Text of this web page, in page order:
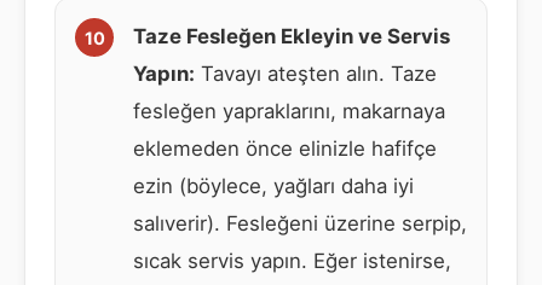
Taze Fesleğen Ekleyin ve Servis
Yapın: Tavayı ateşten alın. Taze
fesleğen yapraklarını, makarnaya
eklemeden önce elinizle hafifçe
ezin (böylece, yağları daha iyi
salıverir). Fesleğeni üzerine serpip,
sıcak servis yapın. Eğer istenirse,